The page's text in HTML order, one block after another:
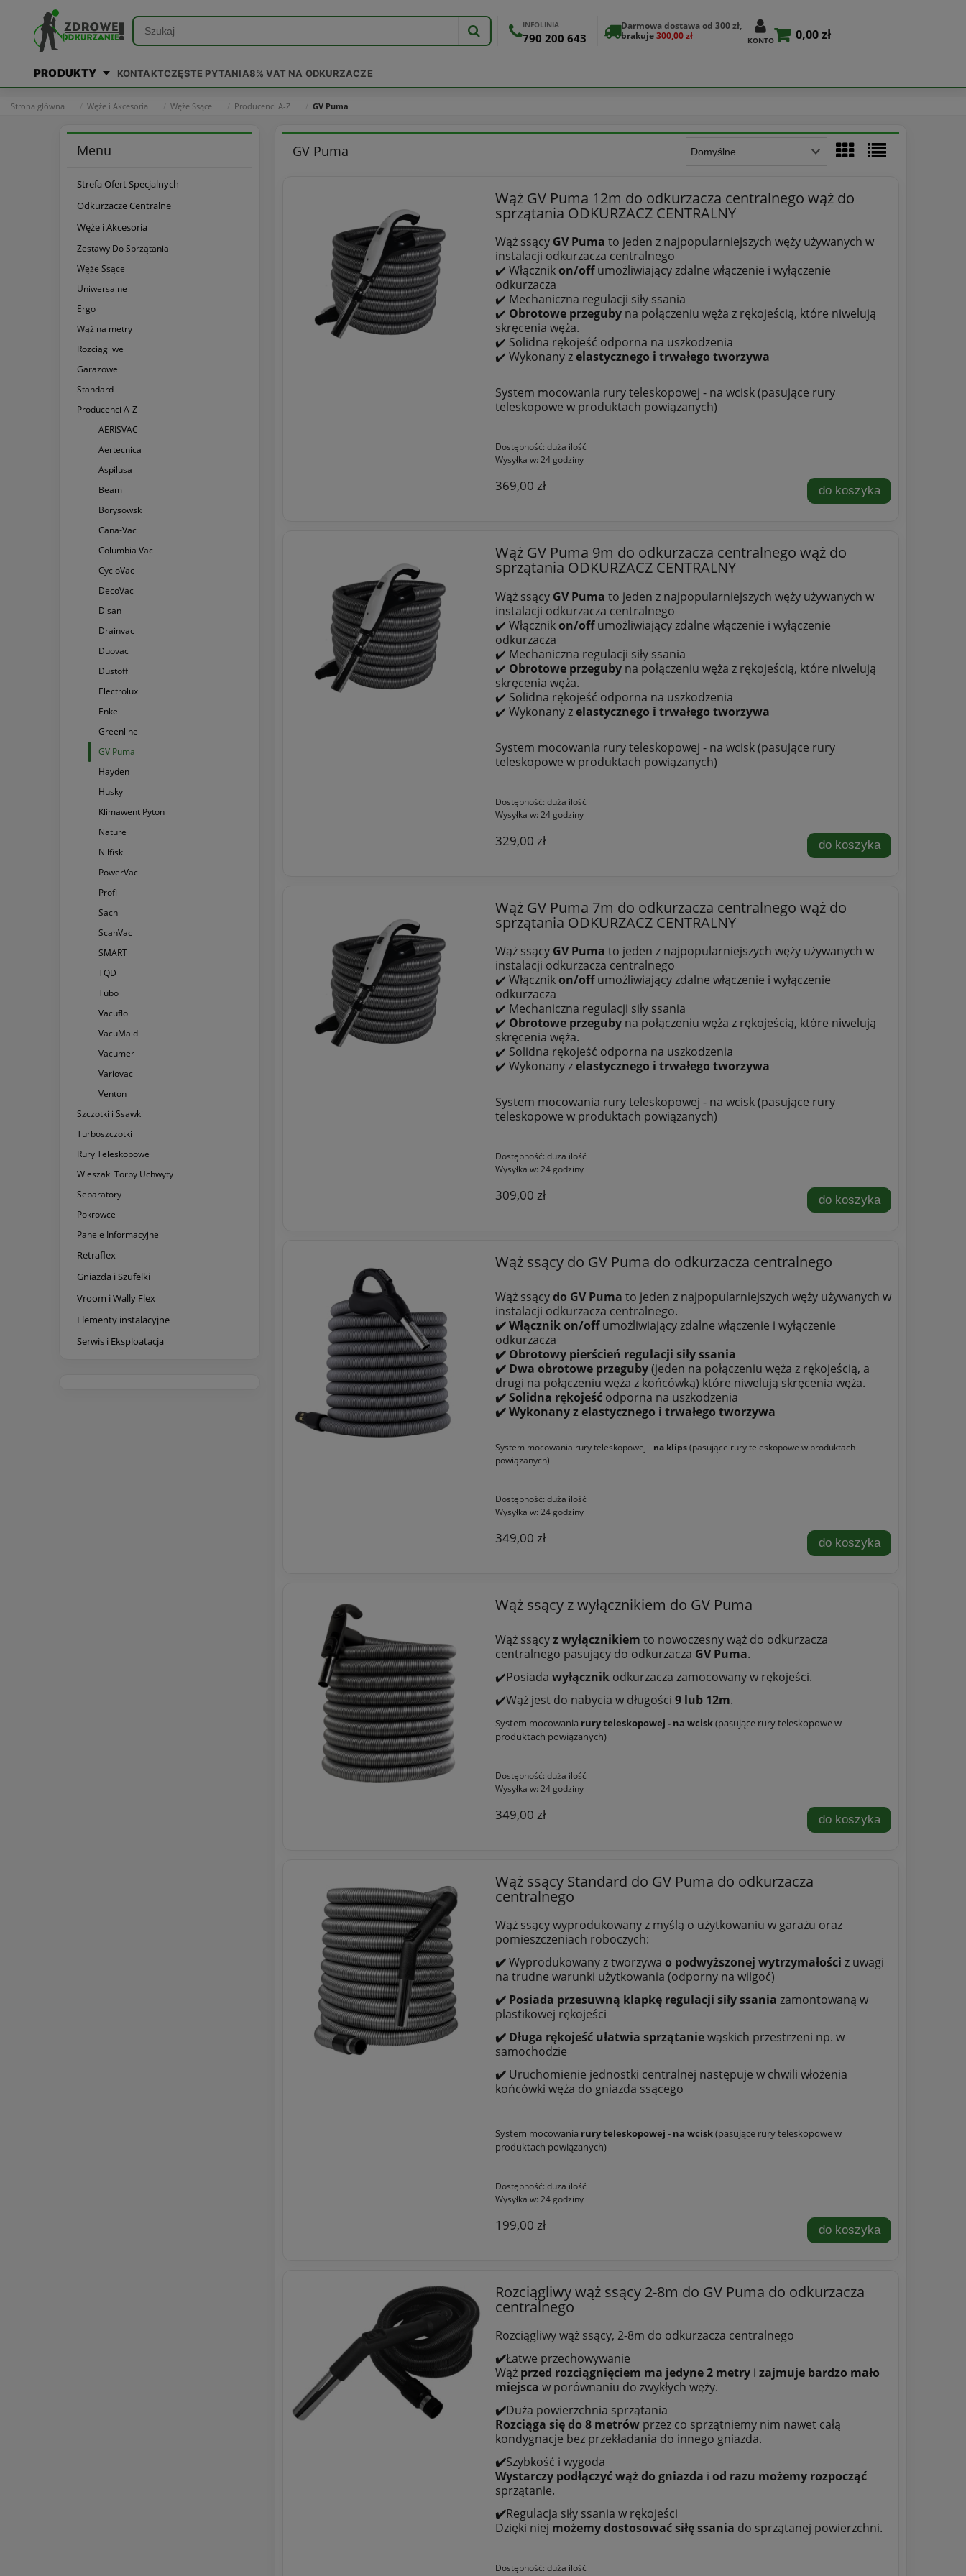
INFOLINIA
790 200 643
Darmowa dostawa od 300 zł,
brakuje300,00 zł KONTO 0,00 zł
PRODUKTY KONTAKTCZĘSTE PYTANIA8% VAT NA ODKURZACZE
Strona główna Węże i Akcesoria Węże Ssące Producenci A-Z GV Puma
Menu
Strefa Ofert Specjalnych
Odkurzacze Centralne
Węże i Akcesoria
Zestawy Do Sprzątania
Węże Ssące
Uniwersalne
Ergo
Wąż na metry
Rozciągliwe
Garażowe
Standard
Producenci A-Z
AERISVAC
Aertecnica
Aspilusa
Beam
Borysowsk
Cana-Vac
Columbia Vac
CycloVac
DecoVac
Disan
Drainvac
Duovac
Dustoff
Electrolux
Enke
Greenline
GV Puma
Hayden
Husky
Klimawent Pyton
Nature
Nilfisk
PowerVac
Profi
Sach
ScanVac
SMART
TQD
Tubo
Vacuflo
VacuMaid
Vacumer
Variovac
Venton
Szczotki i Ssawki
Turboszczotki
Rury Teleskopowe
Wieszaki Torby Uchwyty
Separatory
Pokrowce
Panele Informacyjne
Retraflex
Gniazda i Szufelki
Vroom i Wally Flex
Elementy instalacyjne
Serwis i Eksploatacja
GV Puma
Wąż GV Puma 12m do odkurzacza centralnego wąż do
sprzątania ODKURZACZ CENTRALNY
Wąż ssący GV Puma to jeden z najpopularniejszych węży używanych w
instalacji odkurzacza centralnego
✔️ Włącznikon/offumożliwiający zdalne włączenie i wyłączenie
odkurzacza
✔️ Mechaniczna regulacji siły ssania
✔️ Obrotowe przegubyna połączeniu węża z rękojeścią, które niwelują
skręcenia węża.
✔️ Solidna rękojeść odporna na uszkodzenia
✔️ Wykonany zelastycznego i trwałego tworzywa
System mocowania rury teleskopowej - na wcisk (pasujące rury
teleskopowe w produktach powiązanych)
Dostępność: duża ilość
Wysyłka w: 24 godziny
369,00 zł do koszyka
Wąż GV Puma 9m do odkurzacza centralnego wąż do
sprzątania ODKURZACZ CENTRALNY
Wąż ssący GV Puma to jeden z najpopularniejszych węży używanych w
instalacji odkurzacza centralnego
✔️ Włącznikon/offumożliwiający zdalne włączenie i wyłączenie
odkurzacza
✔️ Mechaniczna regulacji siły ssania
✔️ Obrotowe przegubyna połączeniu węża z rękojeścią, które niwelują
skręcenia węża.
✔️ Solidna rękojeść odporna na uszkodzenia
✔️ Wykonany zelastycznego i trwałego tworzywa
System mocowania rury teleskopowej - na wcisk (pasujące rury
teleskopowe w produktach powiązanych)
Dostępność: duża ilość
Wysyłka w: 24 godziny
329,00 zł do koszyka
Wąż GV Puma 7m do odkurzacza centralnego wąż do
sprzątania ODKURZACZ CENTRALNY
Wąż ssący GV Puma to jeden z najpopularniejszych węży używanych w
instalacji odkurzacza centralnego
✔️ Włącznikon/offumożliwiający zdalne włączenie i wyłączenie
odkurzacza
✔️ Mechaniczna regulacji siły ssania
✔️ Obrotowe przegubyna połączeniu węża z rękojeścią, które niwelują
skręcenia węża.
✔️ Solidna rękojeść odporna na uszkodzenia
✔️ Wykonany zelastycznego i trwałego tworzywa
System mocowania rury teleskopowej - na wcisk (pasujące rury
teleskopowe w produktach powiązanych)
Dostępność: duża ilość
Wysyłka w: 24 godziny
309,00 zł do koszyka
Wąż ssący do GV Puma do odkurzacza centralnego
Wąż ssącydo GV Puma to jeden z najpopularniejszych węży używanych w
instalacji odkurzacza centralnego.
✔️Włącznik on/offumożliwiający zdalne włączenie i wyłączenie
odkurzacza
✔️ Obrotowy pierścień regulacji siły ssania
✔️ Dwa obrotowe przeguby(jeden na połączeniu węża z rękojeścią, a
drugi na połączeniu węża z końcówką) które niwelują skręcenia węża.
✔️ Solidna rękojeśćodporna na uszkodzenia
✔️ Wykonany z elastycznego i trwałego tworzywa
System mocowania rury teleskopowej - na klips(pasujące rury teleskopowe w produktach
powiązanych)
Dostępność: duża ilość
Wysyłka w: 24 godziny
349,00 zł do koszyka
Wąż ssący z wyłącznikiem do GV Puma
Wąż ssącyz wyłącznikiem to nowoczesny wąż do odkurzacza
centralnego pasujący do odkurzacza GV Puma.
✔️Posiada wyłącznik odkurzacza zamocowany w rękojeści.
✔️Wąż jest do nabycia w długości 9 lub 12m.
System mocowania rury teleskopowej - na wcisk(pasujące rury teleskopowe w
produktach powiązanych)
Dostępność: duża ilość
Wysyłka w: 24 godziny
349,00 zł do koszyka
Wąż ssący Standard do GV Puma do odkurzacza
centralnego
Wąż ssący wyprodukowany z myślą o użytkowaniu w garażu oraz
pomieszczeniach roboczych:
✔️Wyprodukowany z tworzywa o podwyższonej wytrzymałości z uwagi
na trudne warunki użytkowania (odporny na wilgoć)
✔️ Posiada przesuwną klapkę regulacji siły ssania zamontowaną w
plastikowej rękojeści
✔️ Długa rękojeść ułatwia sprzątaniewąskich przestrzeni np. w
samochodzie
✔️ Uruchomienie jednostki centralnej następuje w chwili włożenia
końcówki węża do gniazda ssącego
System mocowania rury teleskopowej - na wcisk(pasujące rury teleskopowe w
produktach powiązanych)
Dostępność: duża ilość
Wysyłka w: 24 godziny
199,00 zł do koszyka
Rozciągliwy wąż ssący 2-8m do GV Puma do odkurzacza
centralnego
Rozciągliwy wąż ssący, 2-8m do odkurzacza centralnego
✔️Łatwe przechowywanie
Wąż przed rozciągnięciem ma jedyne 2 metryi zajmuje bardzo mało
miejsca w porównaniu do zwykłych węży.
✔️Duża powierzchnia sprzątania
Rozciąga się do 8 metrówprzez co sprzątniemy nim nawet całą
kondygnacje bez przekładania do innego gniazda.
✔️Szybkość i wygoda
Wystarczy podłączyć wąż do gniazda i od razu możemy rozpocząć
sprzątanie.
✔️Regulacja siły ssania w rękojeści
Dzięki niej możemy dostosować siłę ssania do sprzątanej powierzchni.
Dostępność: duża ilość